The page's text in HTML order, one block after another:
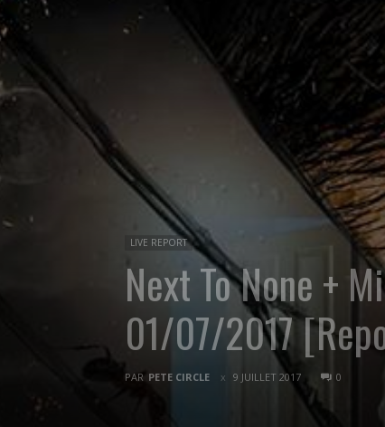
LIVE REPORT
Next To None +
01/07/2017
PAR PETE CIRCLE 9 JUILLET 2017 0